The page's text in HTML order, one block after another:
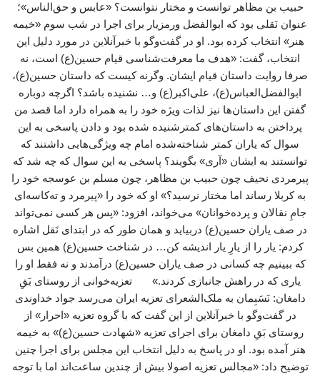
حبیب بن مظاهر توانست و مختار نتوانست؟ «عابس و حق‌الناس»؛
عنوان نَقلی بود که ابوالفضل ورمزیار برای اجرا در شب سوم «خیمه
هنر» انتخاب کرده بود. او در گفت‌وگو با خبرآنلاین در مورد دلیل این
انتخاب، گفت: «هدف ما معرفت‌شناسی قیام حسین(ع) است، نه
صرفا روایت داستان قیام ایشان. وگرنه کیست که داستان حسین(ع)،
ابوالفضل‌العباس(ع)، علی‌اکبر(ع) و… نشنیده باشد؟ اگرچه دوباره
گفتن این داستان‌ها نیز لذات ویژه خود را به همراه دارد اما قصد من
پرداختن به داستان‌های کمترشنیده شده بود و دادن پاسخی به این
سوال که یاران کمتر شناخته‌شده امام چه ویژگی‌هایی داشتند که
توانستند به ایشان «آری» بگویند؟ پاسخی به این سوال که چه شد که
پیرمردی نحیف چون حبیب بن مظاهر، چون مسلم بن عوسجه خود را
به کربلا رساند اما مختار نرسید؟» او که خود را «پیرمرد و ته‌کاسه‌ای
جامِ نقالان و پرده‌خوانان» می‌خواند، افزود: «پس هر کسی نمی‌تواند
در صف یاران حسین(ع) دربیاید و همان ‌طور که در ابتدای نَقل اشاره
کردم: یار را از یارِ یار اندیشه کن… در شناخت حسین(ع) همین بس
که ببینیم چه کسانی در صف یاران حسین(ع) درآمدند و نه فقط او را
یاری که در راهش جانبازی کردند.» تعزیه‌خوانی از روستای بَقِ
دامغان: نَسَبِمان به ملک‌الشعرای تعزیه ایران می‌رسد جواد خداوندی
در گفت‌وگو با خبرآنلاین از این گفت که با گروه تعزیه «احرار» از
روستای بَقِ دامغان برای اجرای تعزیه «شهادت حسین(ع)» به خیمه
هنر آمده بود. او در پاسخ به دلیل انتخاب این مجلس برای اجرا چنین
توضیح داد: «مجالس تعزیه اصولا بیش از چندین ساعت‌اند اما با توجه